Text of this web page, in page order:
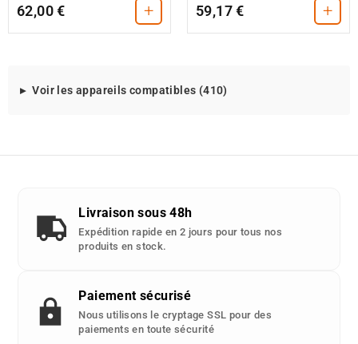
62,00 € + 59,17 € +
Modeles
Voir les appareils compatibles (410)
Livraison sous 48h
Expédition rapide en 2 jours pour tous nos
produits en stock.
Paiement sécurisé
Nous utilisons le cryptage SSL pour des
paiements en toute sécurité